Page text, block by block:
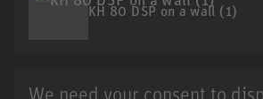
KH 80 DSP on a wall (1)
We need your consent to